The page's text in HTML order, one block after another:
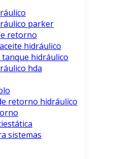
parker
retorno
hidráulico
hidráulico
hda
retorno hidráulico
sistemas